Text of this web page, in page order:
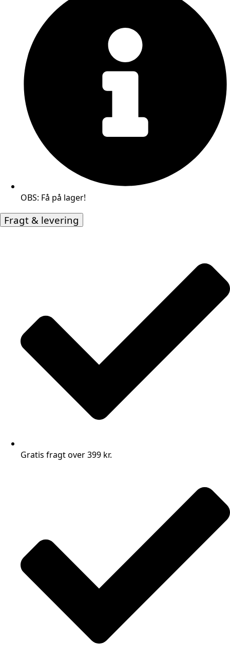
OBS: Få på lager!
Fragt & levering
Gratis fragt over 399 kr.